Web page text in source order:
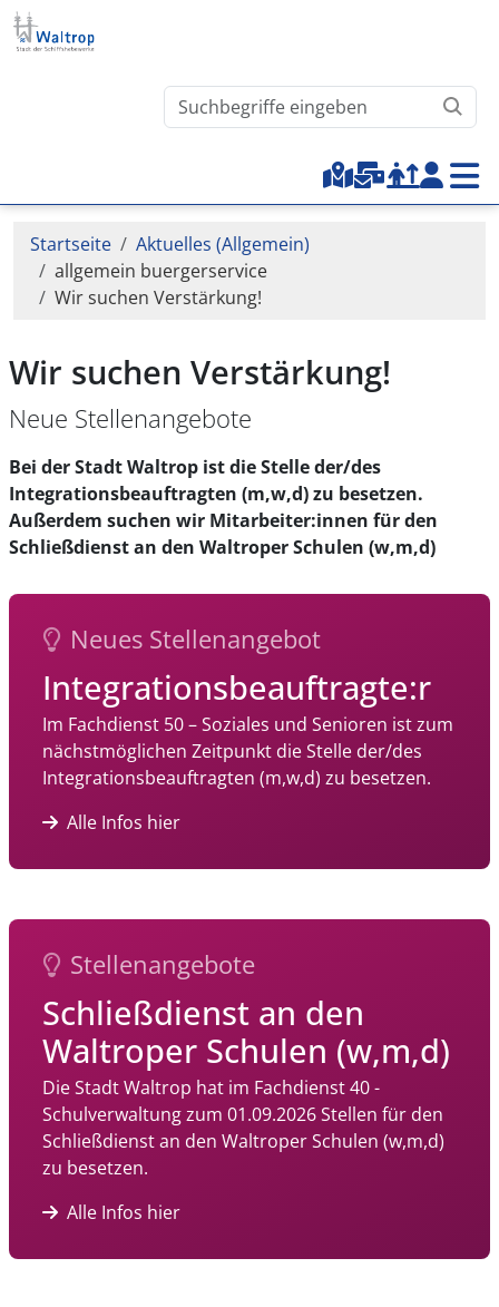
Direkt zum Inhalt
Waltrop.de durchsuchen
Top-Menu
Pfadnavigation
Startseite
Aktuelles (Allgemein)
allgemein buergerservice
Wir suchen Verstärkung!
Wir suchen Verstärkung!
Neue Stellenangebote
Bei der Stadt Waltrop ist die Stelle der/des
Integrationsbeauftragten (m,w,d) zu besetzen.
Außerdem suchen wir Mitarbeiter:innen für den
Schließdienst an den Waltroper Schulen (w,m,d)
Neues Stellenangebot
Integrationsbeauftragte:r
Im Fachdienst 50 – Soziales und Senioren ist zum
nächstmöglichen Zeitpunkt die Stelle der/des
Integrationsbeauftragten (m,w,d) zu besetzen.
Alle Infos hier
Stellenangebote
Schließdienst an den
Waltroper Schulen (w,m,d)
Die Stadt Waltrop hat im Fachdienst 40 -
Schulverwaltung zum 01.09.2026 Stellen für den
Schließdienst an den Waltroper Schulen (w,m,d)
zu besetzen.
Alle Infos hier